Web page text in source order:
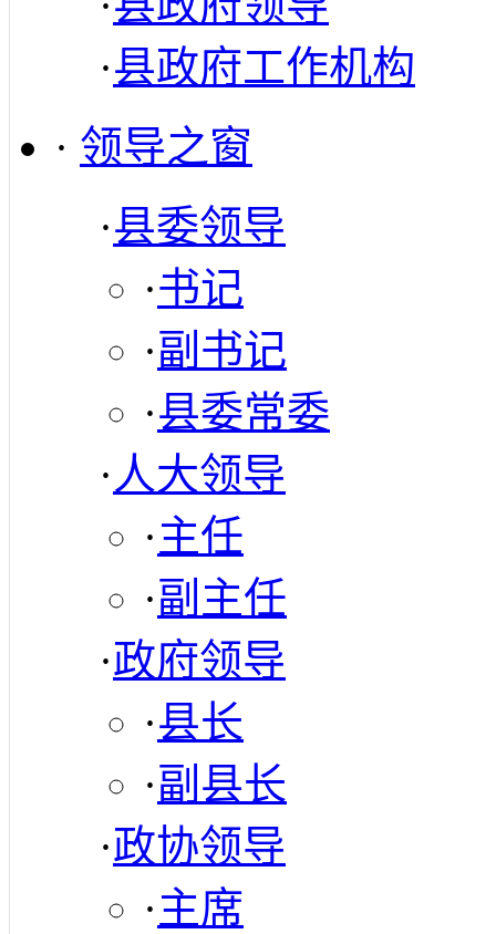
·县政府工作机构
· 领导之窗
·县委领导
·书记
·副书记
·县委常委
· 人大领导
·主任
·副主任
·政府领导
·县长
·副县长
·政协领导
·主席